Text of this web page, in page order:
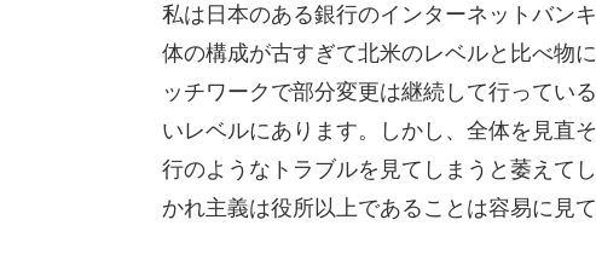
私は日本のある銀行のインターネットバン
体の構成が古すぎて北米のレベルと比べ物
ッチワークで部分変更は継続して行ってい
いレベルにあります。しかし、全体を見直
行のようなトラブルを見てしまうと萎えて
かれ主義は役所以上であることは容易に見て